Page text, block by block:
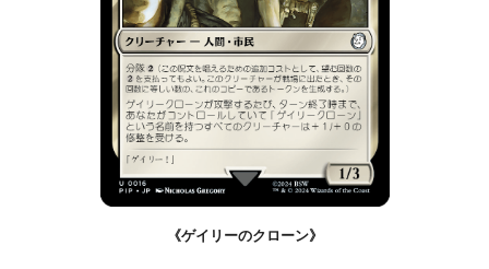
《ゲイリーのクローン》